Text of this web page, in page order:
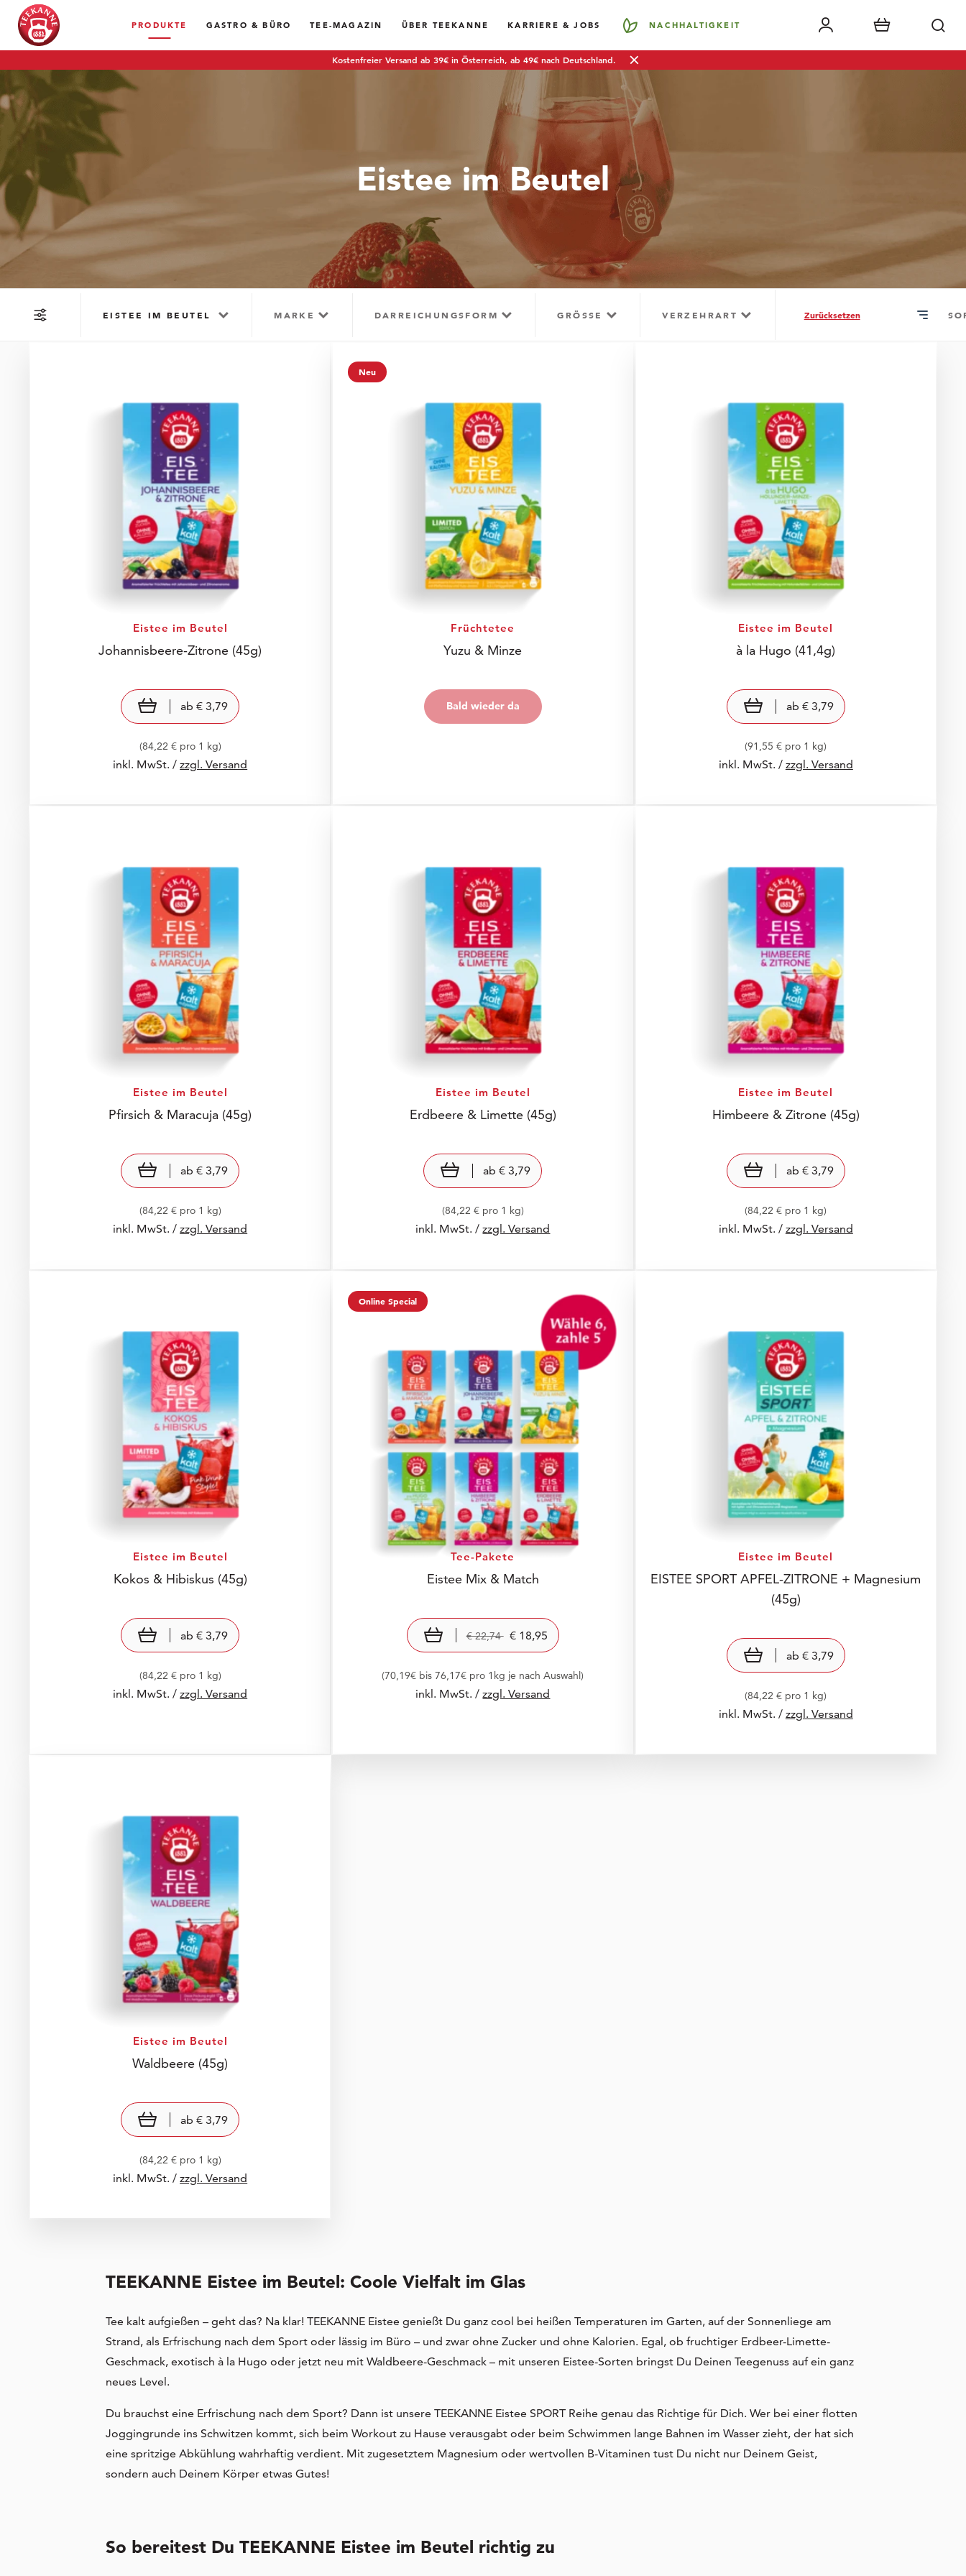
PRODUKTE GASTRO & BÜRO TEE-MAGAZIN ÜBER TEEKANNE KARRIERE & JOBS NACHHALTIGKEIT
Kostenfreier Versand ab 39€ in Österreich, ab 49€ nach Deutschland.
Eistee im Beutel
EISTEE IM BEUTEL MARKE DARREICHUNGSFORM GRÖSSE VERZEHRART Zurücksetzen
Eistee im Beutel
Johannisbeere-Zitrone (45g)
view product
ab€ 3,79
(84,22 € pro 1 kg)
inkl. MwSt. /zzgl. Versand
Neu
Früchtetee
Yuzu & Minze
Bald wieder da
Bald wieder da
Eistee im Beutel
à la Hugo (41,4g)
view product
ab € 3,79
(91,55 € pro 1 kg)
inkl. MwSt. / zzgl. Versand
Eistee im Beutel
Pfirsich & Maracuja (45g)
view product
ab€ 3,79
(84,22 € pro 1 kg)
inkl. MwSt. /zzgl. Versand
Eistee im Beutel
Erdbeere & Limette (45g)
view product
ab€ 3,79
(84,22 € pro 1 kg)
inkl. MwSt. /zzgl. Versand
Eistee im Beutel
Himbeere & Zitrone (45g)
view product
ab € 3,79
(84,22 € pro 1 kg)
inkl. MwSt. / zzgl. Versand
Eistee im Beutel
Kokos & Hibiskus (45g)
view product
ab€ 3,79
(84,22 € pro 1 kg)
inkl. MwSt. /zzgl. Versand
Online Special
Tee-Pakete
Eistee Mix & Match
In den Warenkorb
€ 22,74 € 18,95
(70,19€ bis 76,17€ pro 1kg je nach Auswahl)
inkl. MwSt. /zzgl. Versand
Eistee im Beutel
EISTEE SPORT APFEL-ZITRONE + Magnesium
(45g)
view product
ab € 3,79
(84,22 € pro 1 kg)
inkl. MwSt. / zzgl. Versand
Eistee im Beutel
Waldbeere (45g)
view product
ab€ 3,79
(84,22 € pro 1 kg)
inkl. MwSt. /zzgl. Versand
TEEKANNE Eistee im Beutel: Coole Vielfalt im Glas
Tee kalt aufgießen – geht das? Na klar! TEEKANNE Eistee genießt Du ganz cool bei heißen Temperaturen im Garten, auf der Sonnenliege am
Strand, als Erfrischung nach dem Sport oder lässig im Büro – und zwar ohne Zucker und ohne Kalorien. Egal, ob fruchtiger Erdbeer-Limette-
Geschmack, exotisch à la Hugo oder jetzt neu mit Waldbeere-Geschmack – mit unseren Eistee-Sorten bringst Du Deinen Teegenuss auf ein ganz
neues Level.
Du brauchst eine Erfrischung nach dem Sport? Dann ist unsere TEEKANNE Eistee SPORT Reihe genau das Richtige für Dich. Wer bei einer flotten
Joggingrunde ins Schwitzen kommt, sich beim Workout zu Hause verausgabt oder beim Schwimmen lange Bahnen im Wasser zieht, der hat sich
eine spritzige Abkühlung wahrhaftig verdient. Mit zugesetztem Magnesium oder wertvollen B-Vitaminen tust Du nicht nur Deinem Geist,
sondern auch Deinem Körper etwas Gutes!
So bereitest Du TEEKANNE Eistee im Beutel richtig zu